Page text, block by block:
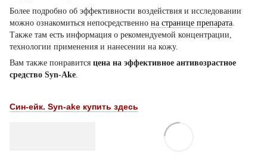
Более подробно об эффективности воздействия и исследовании
можно ознакомиться непосредственно на странице препарата.
Также там есть информация о рекомендуемой концентрации,
технологии применения и нанесении на кожу.
Вам также понравится цена на эффективное антивозрастное
средство Syn-Ake.
Син-ейк. Syn-ake купить здесь